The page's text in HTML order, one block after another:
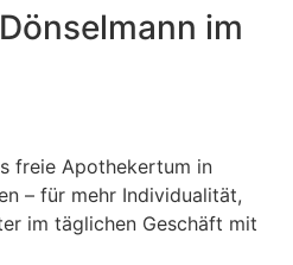
im
freie Apothekertum in
– für mehr Individualität,
im täglichen Geschäft mit